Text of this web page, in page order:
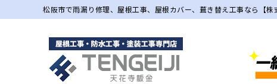
松阪市で雨漏り修理、屋根工事、屋根カバー、葺き替え工事なら【